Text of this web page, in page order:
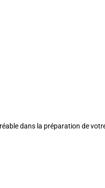
dans la préparation de